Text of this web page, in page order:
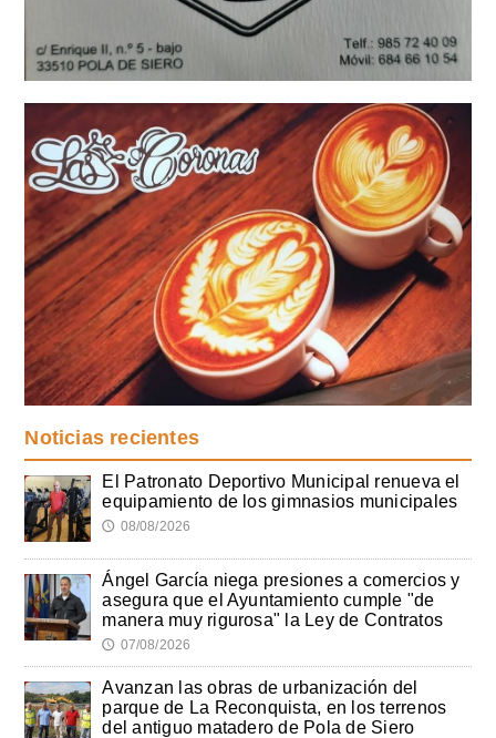
Noticias recientes
El Patronato Deportivo Municipal renueva el
equipamiento de los gimnasios municipales
🕔 08/08/2026
Ángel García niega presiones a comercios y
asegura que el Ayuntamiento cumple "de
manera muy rigurosa" la Ley de Contratos
🕔 07/08/2026
Avanzan las obras de urbanización del
parque de La Reconquista, en los terrenos
del antiguo matadero de Pola de Siero